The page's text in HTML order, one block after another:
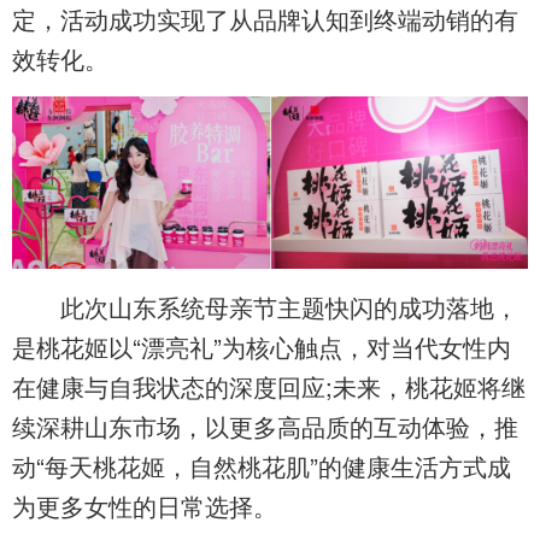
定，活动成功实现了从品牌认知到终端动销的有
效转化。
此次山东系统母亲节主题快闪的成功落地，
是桃花姬以“漂亮礼”为核心触点，对当代女性内
在健康与自我状态的深度回应;未来，桃花姬将继
续深耕山东市场，以更多高品质的互动体验，推
动“每天桃花姬，自然桃花肌”的健康生活方式成
为更多女性的日常选择。